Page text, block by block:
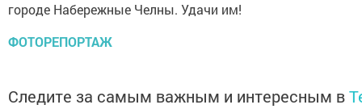
городе Набережные Челны. Удачи им!
ФОТОРЕПОРТАЖ
Следите за самым важным и интересным в